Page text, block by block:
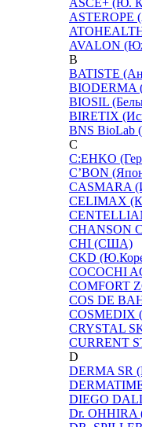
ASTEROPE
AVALON
B
BATISTE
BIODERMA
BIOSIL
BIRETIX
BNS BioLab
C
C:EHKO
C’BON
CASMARA
CELIMAX
CHANSON
CHI (США)
CKD
COCOCHI
COMFORT
COS DE
CRYSTAL
CURRENT
D
DERMA SR
DIEGO
Dr. OHHIRA